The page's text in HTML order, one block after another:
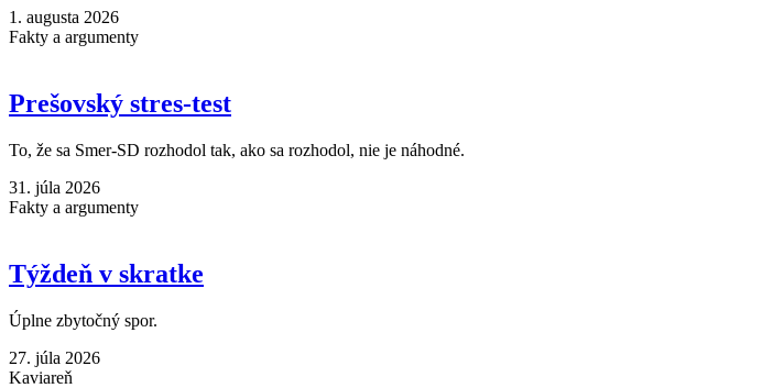
1. augusta 2026
Fakty a argumenty
Prešovský stres-test
To, že sa Smer-SD rozhodol tak, ako sa rozhodol, nie je náhodné.
31. júla 2026
Fakty a argumenty
Týždeň v skratke
Úplne zbytočný spor.
27. júla 2026
Kaviareň